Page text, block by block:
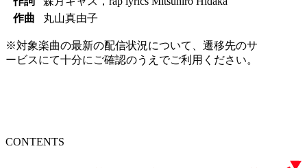
作曲
丸山真由子
※対象楽曲の最新の配信状況について、遷移先のサ
ービスにて十分にご確認のうえでご利用ください。
CONTENTS